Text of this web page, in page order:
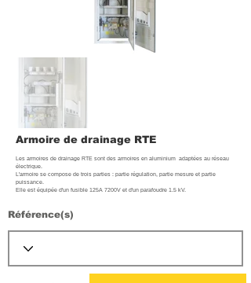
Armoire de drainage RTE
Les armoires de drainage RTE sont des armoires en aluminium adaptées au réseau
électrique.
L'armoire se compose de trois parties : partie régulation, partie mesure et partie
puissance.
Elle est équipée d'un fusible 125A 7200V et d'un parafoudre 1.5 kV.
Référence(s)